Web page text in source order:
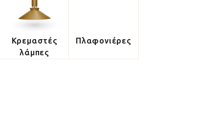
Κρεμαστές
λάμπες
Πλαφονιέρες